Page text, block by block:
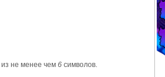
из не менее чем6 символов.